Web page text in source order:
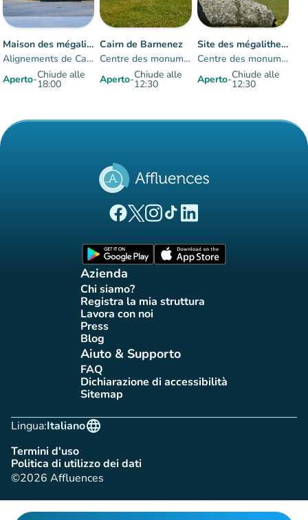
Maison des mégalithes - Carnac
Alignements de Carnac
Aperto-Chiude alle
18:00
Cairn de Barnenez
Centre des monuments nationaux
Aperto-Chiude alle
12:30
Site des mégalithes de Locmariaquer
Centre des monuments nationaux
Aperto-Chiude alle
12:30
(nuova scheda)
(nuova scheda)
(nuova scheda)
(nuova scheda)
(nuova scheda)
Azienda
Chi siamo?(nuova scheda)
Registra la mia struttura
(nuova scheda)
Lavora con noi
(nuova scheda)
Press(nuova scheda)
Blog(nuova scheda)
Aiuto & Supporto
FAQ(nuova scheda)
Dichiarazione di accessibilità
(nuova scheda)
Sitemap(nuova scheda)
Lingua:
language
Italiano
Termini d'uso(nuova scheda)
Politica di utilizzo dei dati
(nuova scheda)
©2026 Affluences